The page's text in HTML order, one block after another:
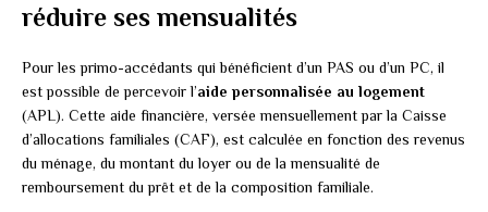
réduire ses mensualités
Pour les primo-accédants qui bénéficient d’un PAS ou d’un PC, il
est possible de percevoir l’aide personnalisée au logement
(APL). Cette aide financière, versée mensuellement par la Caisse
d’allocations familiales (CAF), est calculée en fonction des revenus
du ménage, du montant du loyer ou de la mensualité de
remboursement du prêt et de la composition familiale.